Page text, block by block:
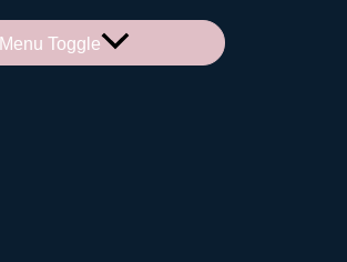
Menu Toggle